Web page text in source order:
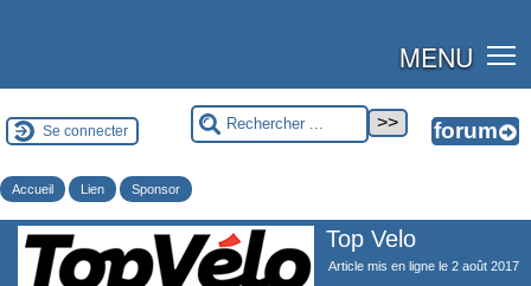
MENU
Se connecter
Accueil Lien Sponsor
Top Velo
Article mis en ligne le 2 août 2017